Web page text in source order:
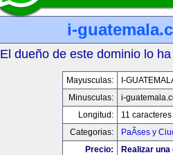
i-
El dueño de este dominio lo
Mayusculas:
I-
Minusculas:
i-
Longitud:
11 caracteres
Categorias:
PaÃ­ses y
Precio:
Realizar